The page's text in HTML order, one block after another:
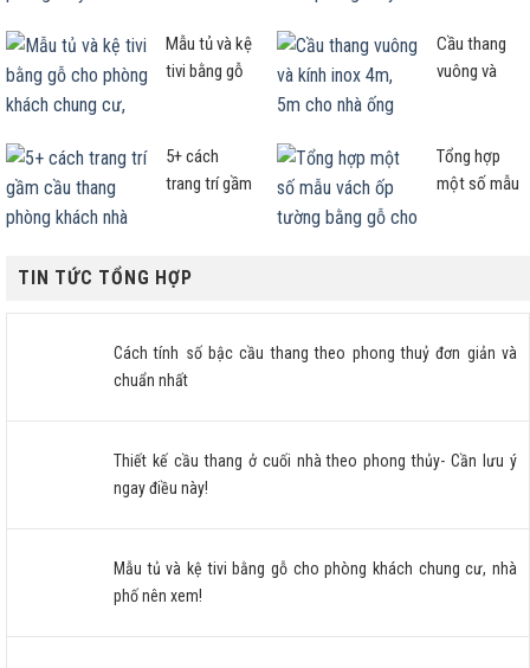
đơn giản và
chuẩn nhất
Cần lưu ý
ngay điều
Mẫu tủ và kệ
tivi bằng gỗ
cư, nhà phố
nên xem!
Cầu thang
vuông và
nhà ống mẫu
nào đẹp
5+ cách
trang trí gầm
nhà ống hợp
chuẩn
Tổng hợp
một số mẫu
và đầu
giường
TIN TỨC TỔNG HỢP
Cách tính số bậc cầu thang theo phong thuỷ đơn giản và
chuẩn nhất
Thiết kế cầu thang ở cuối nhà theo phong thủy- Cần lưu ý
ngay điều này!
Mẫu tủ và kệ tivi bằng gỗ cho phòng khách chung cư, nhà
phố nên xem!